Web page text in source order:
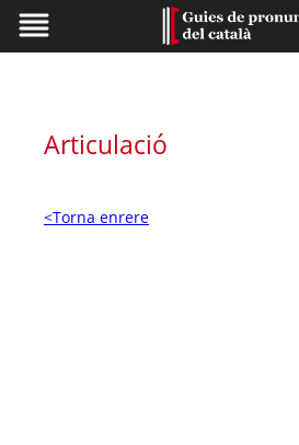
Articulació
<Torna enrere